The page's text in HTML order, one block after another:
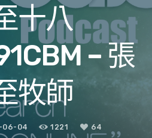
十八
– 張
牧師
06-04 1221 64